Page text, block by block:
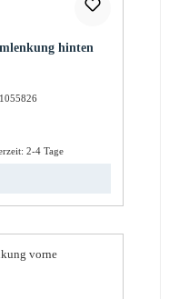
hinten
Preis:
2-4 Tage